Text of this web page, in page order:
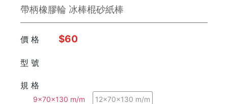
板手
日本 Engineer
FUJIYA富士劍
德國 Knipex
帶柄橡膠輪 冰棒棍砂紙棒
價 格 $60
型 號
規 格
9x70x130 m/m 12x70x130 m/m